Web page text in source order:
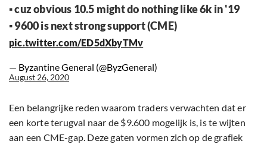
▪️ cuz obvious 10.5 might do nothing like 6k in '19
▪️ 9600 is next strong support (CME)
pic.twitter.com/ED5dXbyTMv
— Byzantine General (@ByzGeneral)
August 26, 2020
Een belangrijke reden waarom traders verwachten dat er
een korte terugval naar de $9.600 mogelijk is, is te wijten
aan een CME-gap. Deze gaten vormen zich op de grafiek